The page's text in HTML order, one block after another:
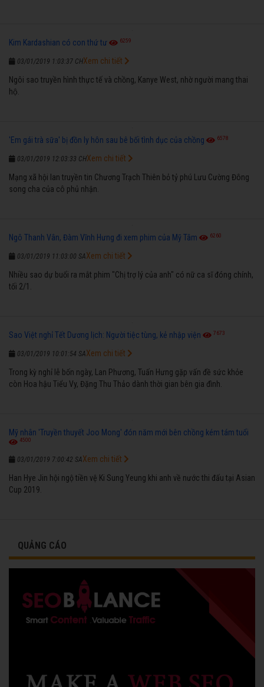
Kim Kardashian có con thứ tư 6259
03/01/2019 1:03:37 CH
Ngôi sao truyền hình thực tế và chồng, Kanye West, nhờ người mang thai
hộ.
Xem chi tiết
'Em gái trà sữa' bị đồn ly hôn sau bê bối tình dục của chồng 6578
03/01/2019 12:03:33 CH
Mạng xã hội lan truyền tin Chương Trạch Thiên bỏ tỷ phú Lưu Cường Đông
song cha của cô phủ nhận.
Xem chi tiết
Ngô Thanh Vân, Đàm Vĩnh Hưng đi xem phim của Mỹ Tâm 6260
03/01/2019 11:03:00 SA
Nhiều sao dự buổi ra mắt phim "Chị trợ lý của anh" có nữ ca sĩ đóng chính,
tối 2/1.
Xem chi tiết
Sao Việt nghỉ Tết Dương lịch: Người tiệc tùng, kẻ nhập viện 7673
03/01/2019 10:01:54 SA
Trong kỳ nghỉ lễ bốn ngày, Lan Phương, Tuấn Hưng gặp vấn đề sức khỏe
còn Hoa hậu Tiểu Vy, Đặng Thu Thảo dành thời gian bên gia đình.
Xem chi tiết
Mỹ nhân 'Truyền thuyết Joo Mong' đón năm mới bên chồng kém tám tuổi
4500
03/01/2019 7:00:42 SA
Han Hye Jin hội ngộ tiền vệ Ki Sung Yeung khi anh về nước thi đấu tại Asian
Cup 2019.
Xem chi tiết
QUẢNG CÁO